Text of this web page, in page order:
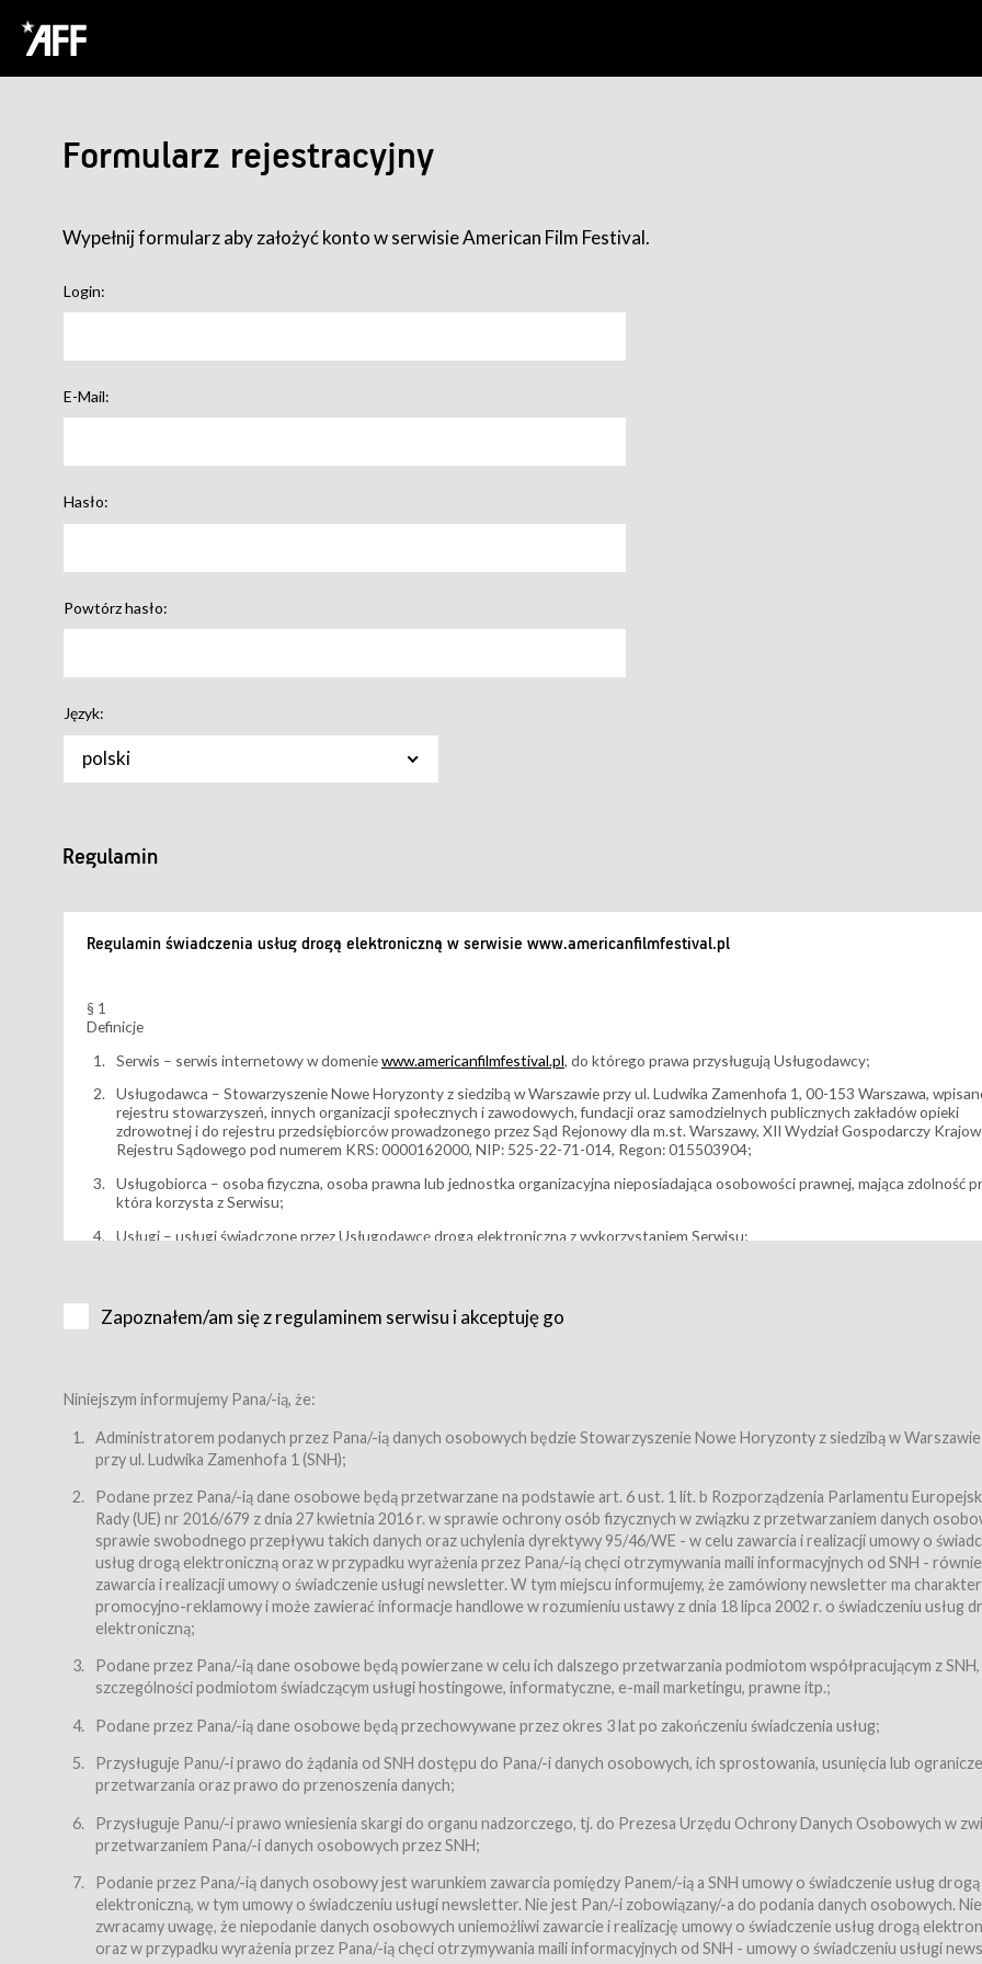
Formularz rejestracyjny
Wypełnij formularz aby założyć konto w serwisie American Film Festival.
Login:
E-Mail:
Hasło:
Powtórz hasło:
Język:
polski
Regulamin
Regulamin świadczenia usług drogą elektroniczną w serwisie www.americanfilmfestival.pl
§ 1
Definicje
Serwis – serwis internetowy w domeniewww.americanfilmfestival.pl, do którego prawa przysługują Usługodawcy;
Usługodawca – Stowarzyszenie Nowe Horyzonty z siedzibą w Warszawie przy ul. Ludwika Zamenhofa 1, 00-153 Warszawa,
rejestru stowarzyszeń, innych organizacji społecznych i zawodowych, fundacji oraz samodzielnych publicznych zakładów opieki
zdrowotnej i do rejestru przedsiębiorców prowadzonego przez Sąd Rejonowy dla m.st. Warszawy, XII Wydział Gospodarczy
Rejestru Sądowego pod numerem KRS: 0000162000, NIP: 525-22-71-014, Regon: 015503904;
Usługobiorca – osoba fizyczna, osoba prawna lub jednostka organizacyjna nieposiadająca osobowości prawnej, mająca zdolność
która korzysta z Serwisu;
Usługi – usługi świadczone przez Usługodawcę drogą elektroniczną z wykorzystaniem Serwisu;
Karnety – wybrane dokumenty potwierdzające zawarcie umowy z Usługodawcą i uprawniające do wzięcia udziału w Wydarzeniu,
Bilety – wybrane dokumenty potwierdzające zawarcie umowy z Usługodawcą i uprawniające do wzięcia udziału w Wydarzeniu,
przewidziane przez Usługodawcę dla danego Wydarzenia, tj. uprawniające do uczestnictwa w wielu albo w pojedynczych seansach
filmowych, wydarzeniach specjalnych i koncertach;
Sklep – sklep internetowy prowadzony przez Usługodawcę w Serwisie;
Regulamin – niniejszy regulamin.
§ 2
Postanowienia ogólne
Regulamin określa zasady:
świadczenia Usługobiorcom Usług przez Usługodawcę, z zastrzeżeniem usług, o których mowa w ust. 2 pkt. 4 i 5 poniżej,
zasady świadczenia precyzują odrębne regulaminy,
przetwarzania przez Usługodawcę danych osobowych Usługobiorców będących osobami fizycznymi.
Usługodawca świadczy w szczególności następujące Usługi:Usługodawca świadczy Usługi drogą elektroniczną w rozumieniu
dnia 18 lipca 2002 r. o świadczeniu usług drogą elektroniczną (Dz.U. z 2002 r., Nr 144, poz. 1204, z późń. zm.). Usługi świadczone są
nieodpłatnie.
usługę przeglądania i odczytywania przez Usługobiorców materiałów zamieszczanych w Serwisie,
usługę newsletter,
usługę zawierania na odległość umów nabycia Karnetów i Biletów,
usługę zawierania na odległość umów sprzedaży w Sklepie.
Usługodawca świadczy Usługi drogą elektroniczną w rozumieniu ustawy z dnia 18 lipca 2002 r. o świadczeniu usług drogą
(Dz.U. z 2002 r., Nr 144, poz. 1204, z późń. zm.). Usługi świadczone są nieodpłatnie.
Zapoznałem/am się z regulaminem serwisu i akceptuję go
Niniejszym informujemy Pana/-ią, że:
Administratorem podanych przez Pana/-ią danych osobowych będzie Stowarzyszenie Nowe Horyzonty z siedzibą w
przy ul. Ludwika Zamenhofa 1 (SNH);
Podane przez Pana/-ią dane osobowe będą przetwarzane na podstawie art. 6 ust. 1 lit. b Rozporządzenia Parlamentu
Rady (UE) nr 2016/679 z dnia 27 kwietnia 2016 r. w sprawie ochrony osób fizycznych w związku z przetwarzaniem danych
sprawie swobodnego przepływu takich danych oraz uchylenia dyrektywy 95/46/WE - w celu zawarcia i realizacji umowy o
usług drogą elektroniczną oraz w przypadku wyrażenia przez Pana/-ią chęci otrzymywania maili informacyjnych od SNH -
zawarcia i realizacji umowy o świadczenie usługi newsletter. W tym miejscu informujemy, że zamówiony newsletter ma charakter
promocyjno-reklamowy i może zawierać informacje handlowe w rozumieniu ustawy z dnia 18 lipca 2002 r. o świadczeniu usług
elektroniczną;
Podane przez Pana/-ią dane osobowe będą powierzane w celu ich dalszego przetwarzania podmiotom współpracującym z
szczególności podmiotom świadczącym usługi hostingowe, informatyczne, e-mail marketingu, prawne itp.;
Podane przez Pana/-ią dane osobowe będą przechowywane przez okres 3 lat po zakończeniu świadczenia usług;
Przysługuje Panu/-i prawo do żądania od SNH dostępu do Pana/-i danych osobowych, ich sprostowania, usunięcia lub
przetwarzania oraz prawo do przenoszenia danych;
Przysługuje Panu/-i prawo wniesienia skargi do organu nadzorczego, tj. do Prezesa Urzędu Ochrony Danych Osobowych w
przetwarzaniem Pana/-i danych osobowych przez SNH;
Podanie przez Pana/-ią danych osobowy jest warunkiem zawarcia pomiędzy Panem/-ią a SNH umowy o świadczenie usług drogą
elektroniczną, w tym umowy o świadczeniu usługi newsletter. Nie jest Pan/-i zobowiązany/-a do podania danych osobowych.
zwracamy uwagę, że niepodanie danych osobowych uniemożliwi zawarcie i realizację umowy o świadczenie usług drogą
oraz w przypadku wyrażenia przez Pana/-ią chęci otrzymywania maili informacyjnych od SNH - umowy o świadczeniu usługi